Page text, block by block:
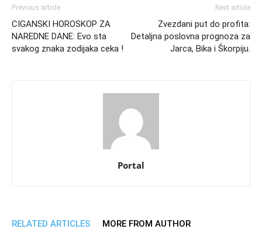
Previous article
CIGANSKI HOROSKOP ZA
NAREDNE DANE: Evo sta
svakog znaka zodijaka ceka !
Next article
Zvezdani put do profita:
Detaljna poslovna prognoza za
Jarca, Bika i Škorpiju.
Portal
RELATED ARTICLES MORE FROM AUTHOR